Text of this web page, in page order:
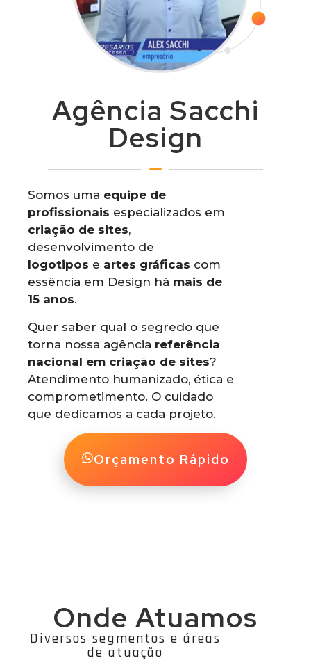
Agência Sacchi
Design
Somos uma equipe de
profissionais especializados em
criação de sites,
desenvolvimento de
logotipos e artes gráficas com
essência em Design há mais de
15 anos.
Quer saber qual o segredo que
torna nossa agência referência
nacional em criação de sites?
Atendimento humanizado, ética e
comprometimento. O cuidado
que dedicamos a cada projeto.
Orçamento Rápido
Onde Atuamos
Diversos segmentos e áreas
de atuação